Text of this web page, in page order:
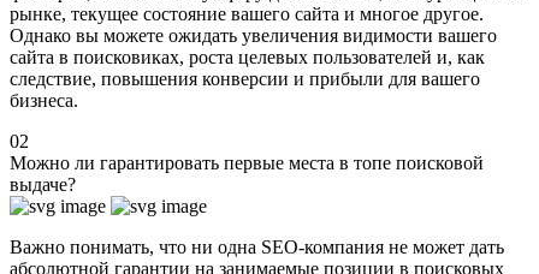
рынке, текущее состояние вашего сайта и многое другое.
Однако вы можете ожидать увеличения видимости вашего
сайта в поисковиках, роста целевых пользователей и, как
следствие, повышения конверсии и прибыли для вашего
бизнеса.
02
Можно ли гарантировать первые места в топе поисковой
выдаче?
Важно понимать, что ни одна SEO-компания не может дать
абсолютной гарантии на занимаемые позиции в поисковых